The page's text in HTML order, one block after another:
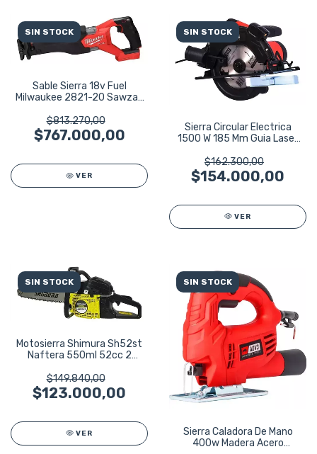
SIN STOCK
Sable Sierra 18v Fuel
Milwaukee 2821-20 Sawzall
$813.270,00
$767.000,00
VER
SIN STOCK
Sierra Circular Electrica
1500 W 185 Mm Guia Laser
$162.300,00
$154.000,00
VER
SIN STOCK
Motosierra Shimura Sh52st
Naftera 550ml 52cc 2
$149.840,00
$123.000,00
VER
SIN STOCK
Sierra Caladora De Mano
400w Madera Acero